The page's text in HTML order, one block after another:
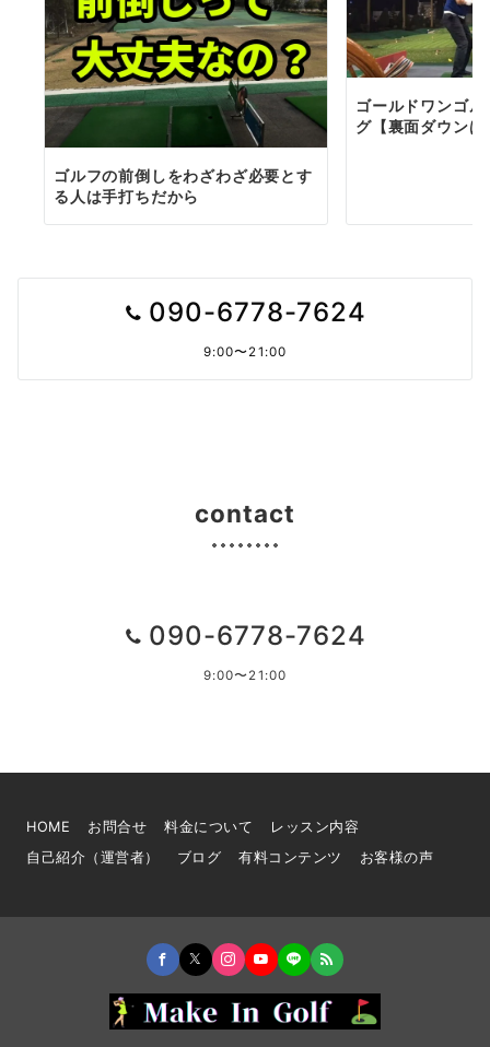
ゴルフの前倒しをわざわざ必要とす
る人は手打ちだから
ゴールドワンゴ
グ【裏面ダウン
090-6778-7624
9:00〜21:00
contact
090-6778-7624
9:00〜21:00
HOME お問合せ 料金について
レッスン内容
自己紹介（運営者）
ブログ 有料コンテンツ お客様の声